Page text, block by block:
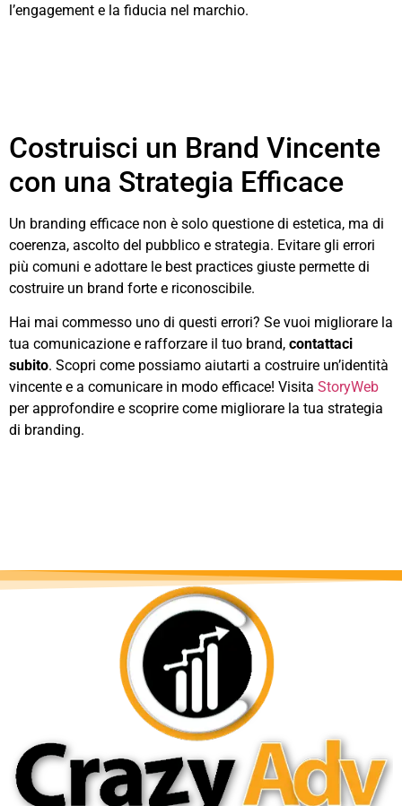
l’engagement e la fiducia nel marchio.
Costruisci un Brand Vincente
con una Strategia Efficace
Un branding efficace non è solo questione di estetica, ma di
coerenza, ascolto del pubblico e strategia. Evitare gli errori
più comuni e adottare le best practices giuste permette di
costruire un brand forte e riconoscibile.
Hai mai commesso uno di questi errori? Se vuoi migliorare la
tua comunicazione e rafforzare il tuo brand, contattaci
subito. Scopri come possiamo aiutarti a costruire un’identità
vincente e a comunicare in modo efficace! Visita StoryWeb
per approfondire e scoprire come migliorare la tua strategia
di branding.